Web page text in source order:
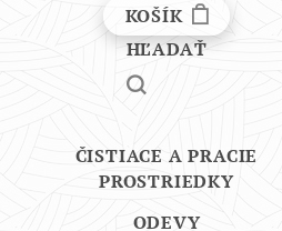
KOŠÍK
HĽADAŤ
ČISTIACE A PRACIE
PROSTRIEDKY
ODEVY